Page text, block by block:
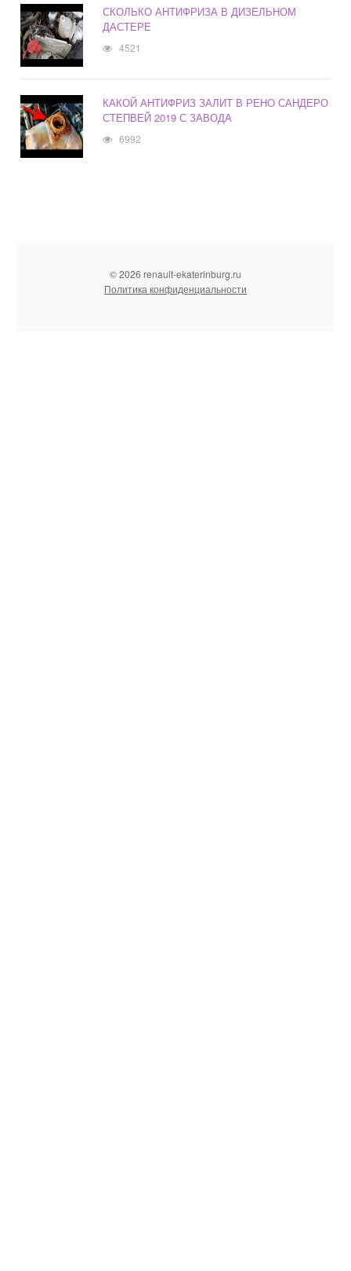
СКОЛЬКО АНТИФРИЗА В ДИЗЕЛЬНОМ
ДАСТЕРЕ
4521
КАКОЙ АНТИФРИЗ ЗАЛИТ В РЕНО САНДЕРО
СТЕПВЕЙ 2019 С ЗАВОДА
6992
© 2026 renault-ekaterinburg.ru
Политика конфиденциальности